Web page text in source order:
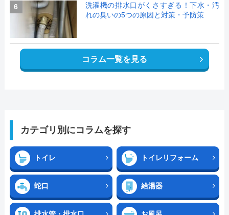
6
洗濯機の排水口がくさすぎる！下水・汚
れの臭いの5つの原因と対策・予防策
コラム一覧を見る
カテゴリ別にコラムを探す
トイレ トイレリフォーム
蛇口 給湯器